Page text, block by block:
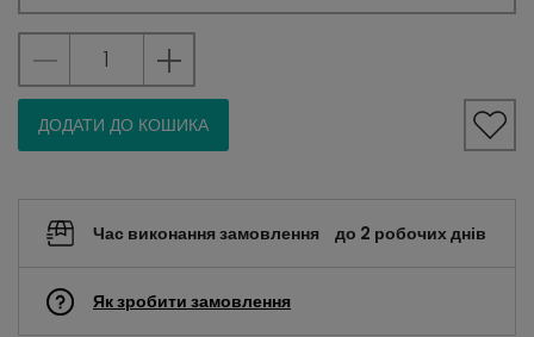
ДОДАТИ ДО КОШИКА
Час виконання замовлення до 2 робочих днів
Як зробити замовлення